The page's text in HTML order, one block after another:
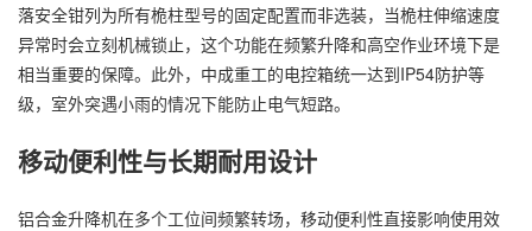
落安全钳列为所有桅柱型号的固定配置而非选装，当桅柱伸缩速度
异常时会立刻机械锁止，这个功能在频繁升降和高空作业环境下是
相当重要的保障。此外，中成重工的电控箱统一达到IP54防护等
级，室外突遇小雨的情况下能防止电气短路。
移动便利性与长期耐用设计
铝合金升降机在多个工位间频繁转场，移动便利性直接影响使用效